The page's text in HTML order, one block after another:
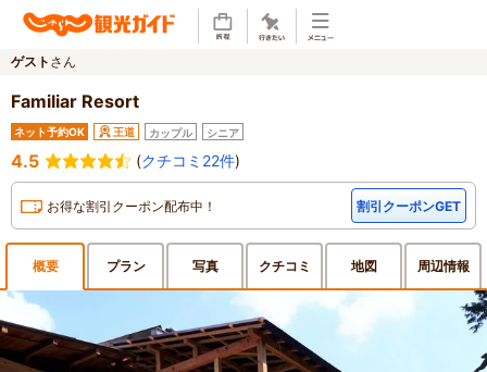
ゲスト さん
Familiar Resort
ネット予約OK 王道 カップル シニア
4.5 (クチコミ22件)
お得な割引クーポン配布中！ 割引クーポンGET
概要 プラン 写真 クチコミ 地図 周辺情報